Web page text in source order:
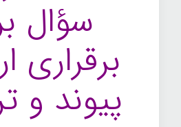
سؤال
برقراری
پیوند و